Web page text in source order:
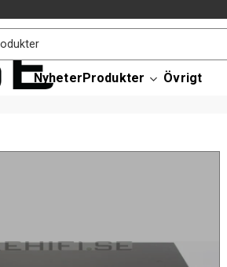
NyheterProdukter Övrigt